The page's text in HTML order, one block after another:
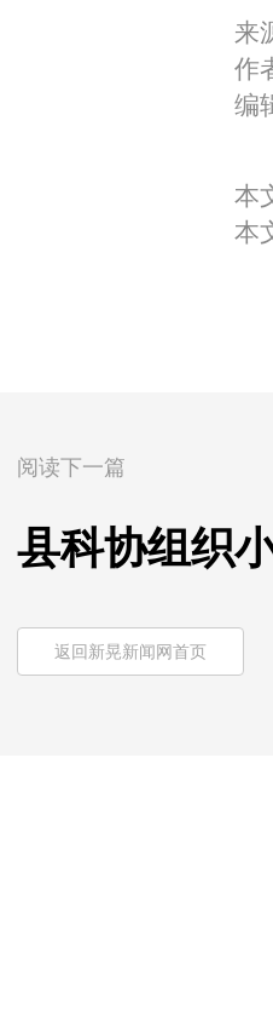
来
作
编
本
本
阅读下一篇
县科协组织
返回新晃新闻网首页